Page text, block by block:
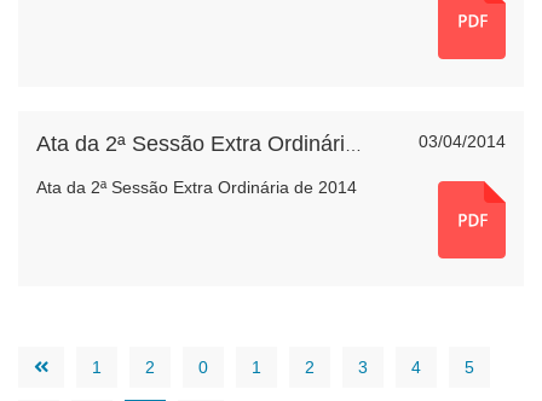
03/04/2014
Ata da 2ª Sessão Extra Ordinária de 2014
1 2 0 1 2 3 4 5